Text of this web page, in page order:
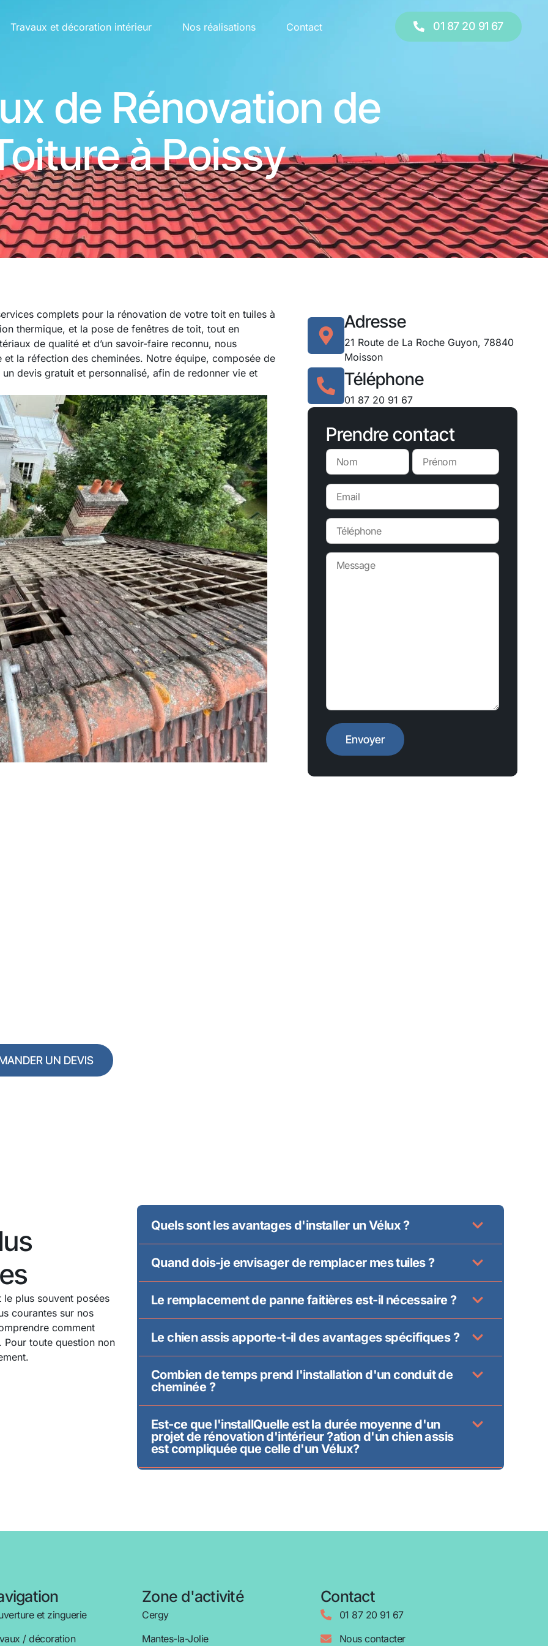
Travaux et décoration intérieur Nos réalisations Contact 01 87 20 91 67
de Rénovation de
à Poissy
complets pour la rénovation de votre toit en tuiles à
thermique, et la pose de fenêtres de toit, tout en
de qualité et d’un savoir-faire reconnu, nous
la réfection des cheminées. Notre équipe, composée de
devis gratuit et personnalisé, afin de redonner vie et
Adresse
21 Route de La Roche Guyon, 78840
Moisson
Téléphone
01 87 20 91 67
Prendre contact
UN DEVIS
plus souvent posées
courantes sur nos
comment
toute question non
Quels sont les avantages d'installer un Vélux ?
Quand dois-je envisager de remplacer mes tuiles ?
Le remplacement de panne faitières est-il nécessaire ?
Le chien assis apporte-t-il des avantages spécifiques ?
Combien de temps prend l'installation d'un conduit de
cheminée ?
Est-ce que l'installQuelle est la durée moyenne d'un
projet de rénovation d'intérieur ?ation d'un chien assis
est compliquée que celle d'un Vélux?
et zinguerie
/ décoration
Zone d'activité
Cergy
Mantes-la-Jolie
Contact
01 87 20 91 67
Nous contacter